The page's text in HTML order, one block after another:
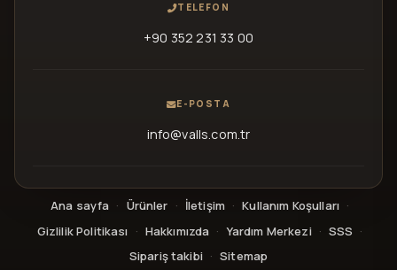
TELEFON
+90 352 231 33 00
E-POSTA
info@valls.com.tr
Ana sayfa · Ürünler · İletişim · Kullanım Koşulları ·
Gizlilik Politikası
· Hakkımızda · Yardım Merkezi · SSS ·
Sipariş takibi · Sitemap